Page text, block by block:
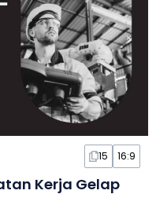
15 16:9
Kerja Gelap